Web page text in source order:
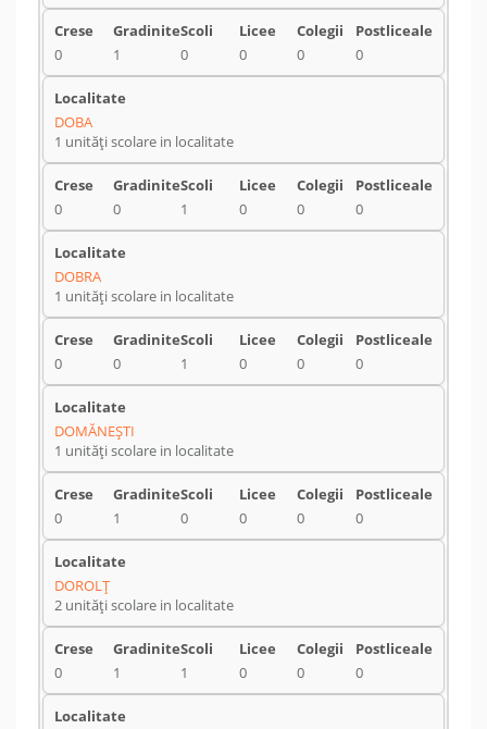
0 1 0 0 0 0
DOBA
1 unități scolare in localitate
0 0 1 0 0 0
DOBRA
1 unități scolare in localitate
0 0 1 0 0 0
DOMĂNEŞTI
1 unități scolare in localitate
0 1 0 0 0 0
DOROLŢ
2 unități scolare in localitate
0 1 1 0 0 0